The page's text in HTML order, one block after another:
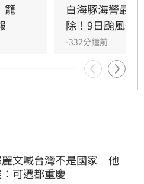
彭佳嶼測得13級強陣風。
，但隨著颱風登陸中國，
地區入夜後雨勢轉趨明
留意持續性的多雨天氣，
，並留意最新氣象資訊
籠
白海豚海警最
除！9日颱風假
-332分鐘前
文喊台灣不是國家　他
可遷都重慶